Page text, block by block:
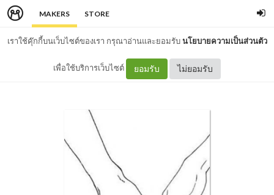
MAKERS STORE
เราใช้คุ๊กกี้บนเว็บไซต์ของเรา กรุณาอ่านและยอมรับนโยบายความเป็นส่วนตัว
เพื่อใช้บริการเว็บไซต์ ยอมรับ ไม่ยอมรับ